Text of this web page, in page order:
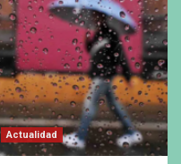
Actualidad